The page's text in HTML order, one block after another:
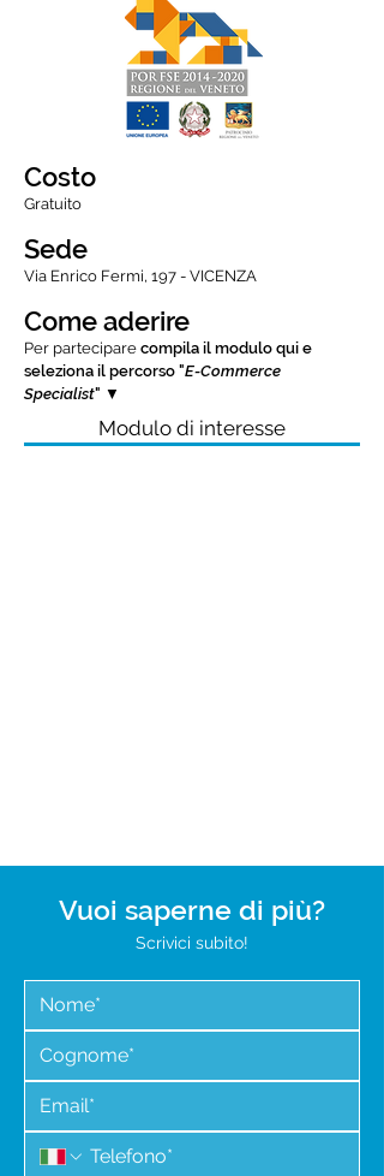
Costo
Gratuito
Sede
Via Enrico Fermi, 197 - VICENZA
Come aderire
Per partecipare compila il modulo qui e
seleziona il percorso "E-Commerce
Specialist" ▼
Modulo di interesse
Vuoi saperne di più?
Scrivici subito!